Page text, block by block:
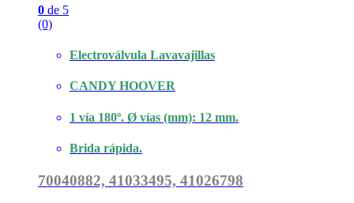
0 de 5
(0)
Electroválvula Lavavajillas
CANDY HOOVER
1 vía 180º. Ø vías (mm): 12 mm.
Brida rápida.
70040882, 41033495, 41026798